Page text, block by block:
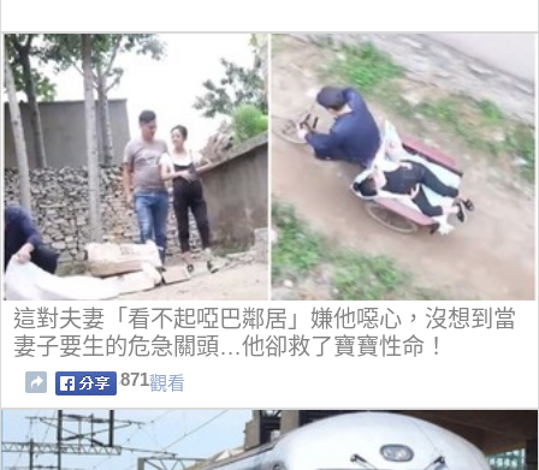
這對夫妻「看不起啞巴鄰居」嫌他噁心，沒想到當
妻子要生的危急關頭…他卻救了寶寶性命！
871觀看